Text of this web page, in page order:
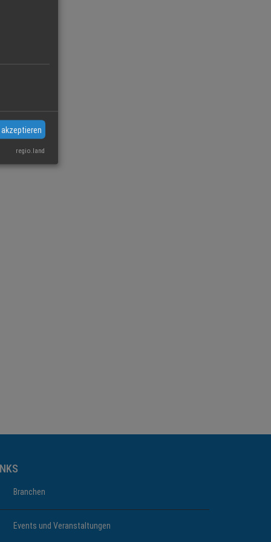
Branchen
Events und Veranstaltungen
regio.land